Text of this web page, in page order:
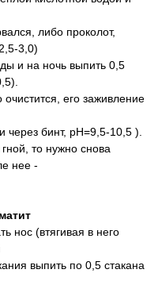
либо проколот,
3,0)
и на ночь выпить 0,5
очистится, его заживление
бинт, pH=9,5-10,5 ).
то нужно снова
нее -
нос (втягивая в него
выпить по 0,5 стакана